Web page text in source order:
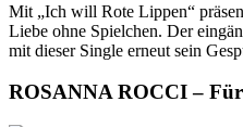
Mit „Ich will Rote Lippen“
Liebe ohne Spielchen. Der
mit dieser Single erneut sein
ROSANNA ROCCI – Für